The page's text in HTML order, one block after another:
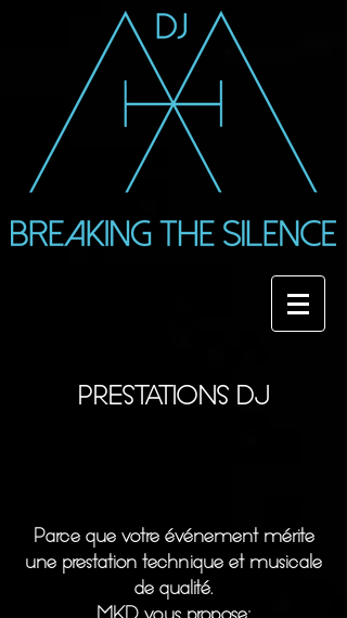
PRESTATIONS DJ
Parce que votre événement mérite
une prestation technique et musicale
de qualité.